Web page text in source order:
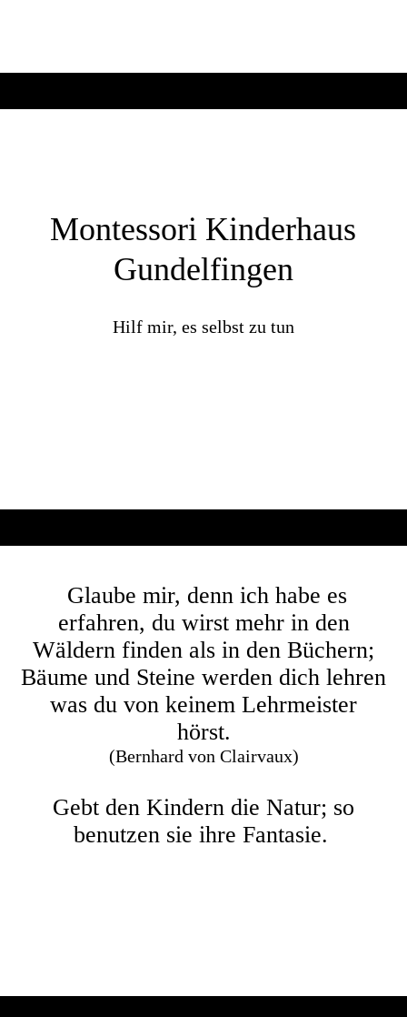
Montessori Kinderhaus
Gundelfingen
Hilf mir, es selbst zu tun
Glaube mir, denn ich habe es
erfahren, du wirst mehr in den
Wäldern finden als in den Büchern;
Bäume und Steine werden dich lehren
was du von keinem Lehrmeister
hörst.
(Bernhard von Clairvaux)
Gebt den Kindern die Natur; so
benutzen sie ihre Fantasie.